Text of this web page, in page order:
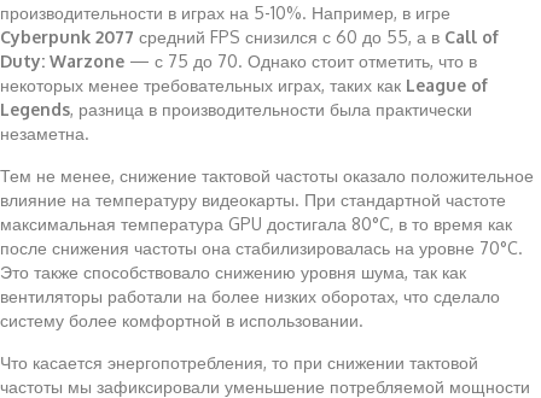
производительности в играх на 5-10%. Например, в игре
Cyberpunk 2077 средний FPS снизился с 60 до 55, а в Call of
Duty: Warzone — с 75 до 70. Однако стоит отметить, что в
некоторых менее требовательных играх, таких как League of
Legends, разница в производительности была практически
незаметна.
Тем не менее, снижение тактовой частоты оказало положительное
влияние на температуру видеокарты. При стандартной частоте
максимальная температура GPU достигала 80°C, в то время как
после снижения частоты она стабилизировалась на уровне 70°C.
Это также способствовало снижению уровня шума, так как
вентиляторы работали на более низких оборотах, что сделало
систему более комфортной в использовании.
Что касается энергопотребления, то при снижении тактовой
частоты мы зафиксировали уменьшение потребляемой мощности